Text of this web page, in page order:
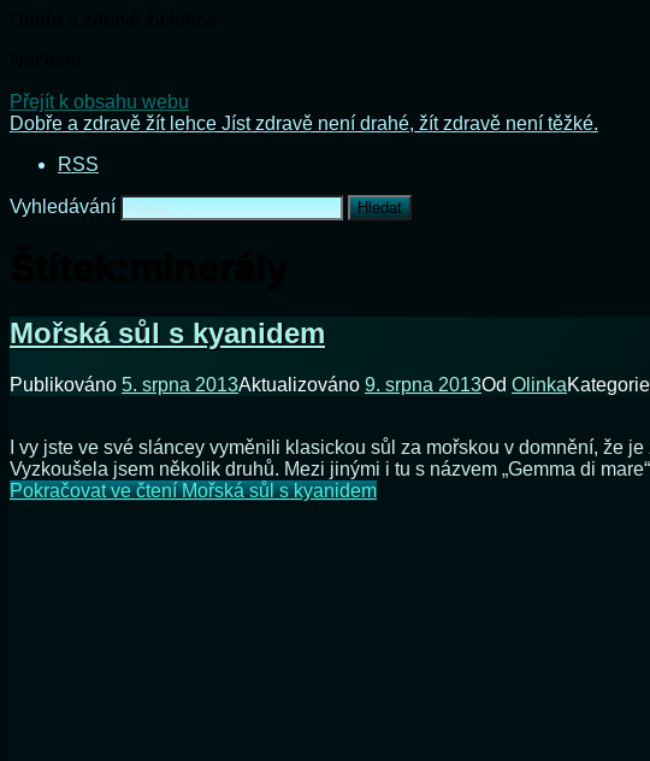
Přejít k obsahu webu
Dobře a zdravě žít lehce Jíst zdravě není drahé, žít zdravě není těžké.
RSS
Vyhledávání
Mořská sůl s kyanidem
Publikováno 5. srpna 2013Aktualizováno 9. srpna 2013Od Olinka
I vy jste ve své sláncey vyměnili klasickou sůl za mořskou v domnění, že
Vyzkoušela jsem několik druhů. Mezi jinými i tu s názvem „Gemma di
Pokračovat ve čteníMořská sůl s kyanidem